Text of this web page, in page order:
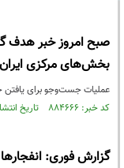
صبح امروز خبر هدف
بخش‌های مرکزی
عملیات جست‌وجو برای یافتن
کد خبر: ۸۸۴۶۶۶ تاریخ انتشار : ۱۴۰۵/۰۱/۱۴
گزارش فوری: